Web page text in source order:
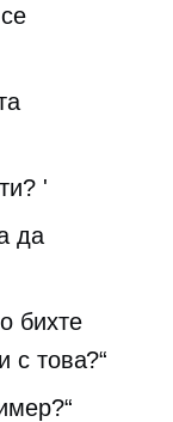
'
да
бихте
с това?“